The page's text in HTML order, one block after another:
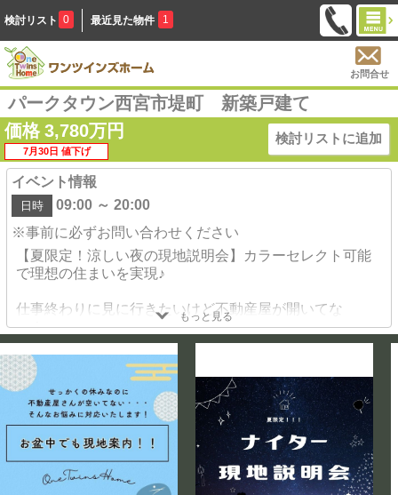
検討リスト 0 最近見た物件 1
お問合せ
パークタウン西宮市堤町 新築戸建て
価格 3,780万円
7月30日 値下げ
検討リストに追加
イベント情報
日時
09:00 ～ 20:00
※事前に必ずお問い合わせください
【夏限定！涼しい夜の現地説明会】カラーセレクト可能
で理想の住まいを実現♪
仕事終わりに見に行きたいけど不動産屋が開いてな
い！
という、ご相談に合わせてナイター営業スタートしまし
た！
送迎も可能です！お時間もお気軽にお問合せください
♪
●耐震等級3の安心設計♪警察署などと同じ耐震性能です
♪
●建築条件無しで土地売りも可能です！ お好きな工務
店、ハウスメーカーで建築可能です♪
もっと見る